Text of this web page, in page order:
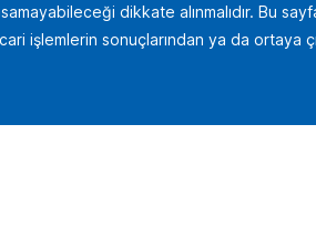
dikkate alınmalıdır. Bu
işlemlerin sonuçlarından ya da